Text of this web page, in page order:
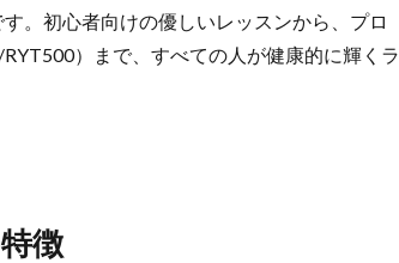
。初心者向けの優しいレッスンから、プロ
）まで、すべての人が健康的に輝くラ
徴